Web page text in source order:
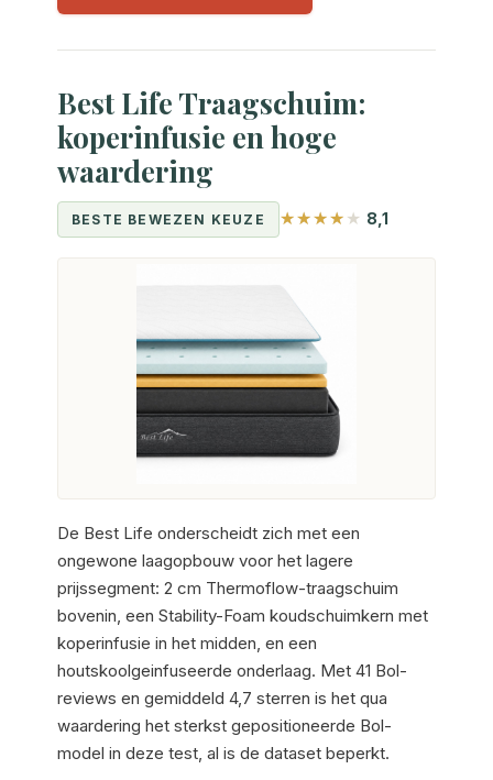
Best Life Traagschuim:
koperinfusie en hoge
waardering
BESTE BEWEZEN KEUZE 8,1
De Best Life onderscheidt zich met een
ongewone laagopbouw voor het lagere
prijssegment: 2 cm Thermoflow-traagschuim
bovenin, een Stability-Foam koudschuimkern met
koperinfusie in het midden, en een
houtskoolgeinfuseerde onderlaag. Met 41 Bol-
reviews en gemiddeld 4,7 sterren is het qua
waardering het sterkst gepositioneerde Bol-
model in deze test, al is de dataset beperkt.